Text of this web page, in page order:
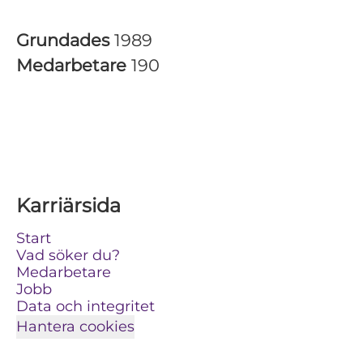
Grundades 1989
Medarbetare 190
Karriärsida
Start
Vad söker du?
Medarbetare
Jobb
Data och integritet
Hantera cookies